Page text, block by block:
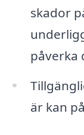
skador
påverka
är kan